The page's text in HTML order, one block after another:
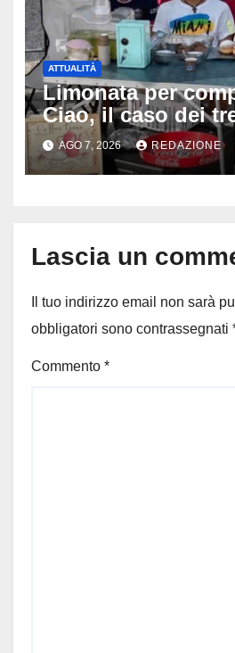
ATTUALITÀ
Limonata per
Ciao, il caso dei
divide l’Italia:
in Regione,
difende
AGO 7, 2026 REDAZIONE
Lascia un
Il tuo indirizzo email non sarà
obbligatori sono contrassegnati
Commento *